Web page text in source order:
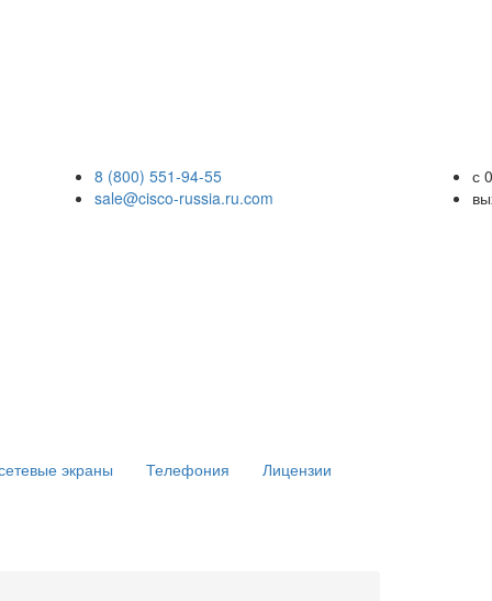
8 (800) 551-94-55
sale@cisco-russia.ru.com
с
экраны Телефония Лицензии